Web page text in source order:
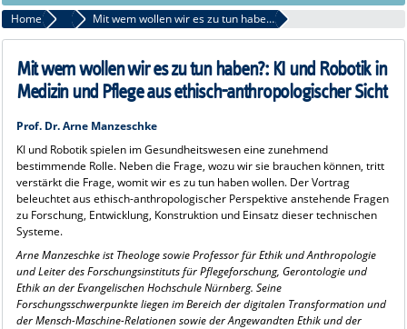
UNSER TEAM
LEHRE
FORSCHUNG
DISSERTATIONEN
E-LEARNING
KLINISCHES ETHIKKOMITEE (KEK)
Home 11. Ethiktag der Universitätsmedizin Magdeburg
Mit wem wollen wir es zu tun haben?: KI und Robotik in Medizin und Pflege aus ethisch-anthropologischer Sicht
Mit wem wollen wir es zu tun haben?: KI und Robotik in
Medizin und Pflege aus ethisch-anthropologischer Sicht
Prof. Dr. Arne Manzeschke
KI und Robotik spielen im Gesundheitswesen eine zunehmend
bestimmende Rolle. Neben die Frage, wozu wir sie brauchen können, tritt
verstärkt die Frage, womit wir es zu tun haben wollen. Der Vortrag
beleuchtet aus ethisch-anthropologischer Perspektive anstehende Fragen
zu Forschung, Entwicklung, Konstruktion und Einsatz dieser technischen
Systeme.
Arne Manzeschke ist Theologe sowie Professor für Ethik und Anthropologie
und Leiter des Forschungsinstituts für Pflegeforschung, Gerontologie und
Ethik an der Evangelischen Hochschule Nürnberg. Seine
Forschungsschwerpunkte liegen im Bereich der digitalen Transformation und
der Mensch-Maschine-Relationen sowie der Angewandten Ethik und der